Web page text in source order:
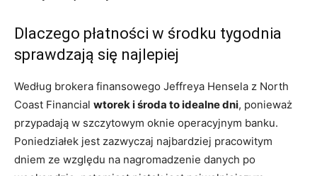
Dlaczego płatności w środku tygodnia
sprawdzają się najlepiej
Według brokera finansowego Jeffreya Hensela z North
Coast Financial wtorek i środa to idealne dni, ponieważ
przypadają w szczytowym oknie operacyjnym banku.
Poniedziałek jest zazwyczaj najbardziej pracowitym
dniem ze względu na nagromadzenie danych po